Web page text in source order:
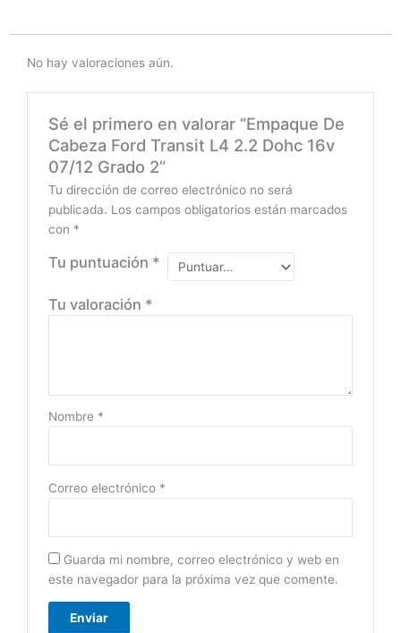
No hay valoraciones aún.
Sé el primero en valorar “Empaque De
Cabeza Ford Transit L4 2.2 Dohc 16v
07/12 Grado 2”
Tu dirección de correo electrónico no será
publicada. Los campos obligatorios están marcados
con *
Tu puntuación *
Tu valoración *
Nombre *
Correo electrónico *
Guarda mi nombre, correo electrónico y web en
este navegador para la próxima vez que comente.